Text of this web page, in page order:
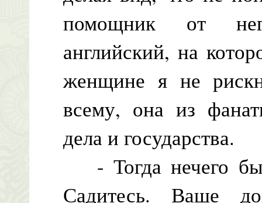
помощник от
английский, на
женщине я не
всему, она из
дела и государства.
- Тогда нечего
Садитесь. Ваше